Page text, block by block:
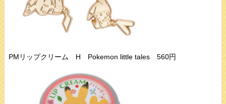
PMリップクリーム H Pokemon little tales 560円